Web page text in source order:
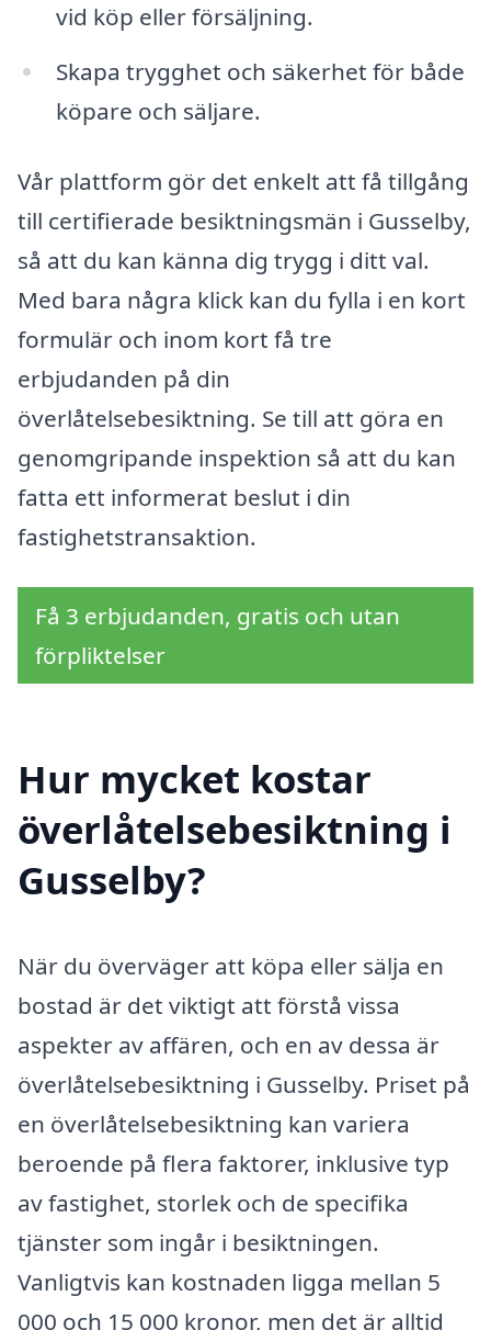
vid köp eller försäljning.
Skapa trygghet och säkerhet för både
köpare och säljare.
Vår plattform gör det enkelt att få tillgång
till certifierade besiktningsmän i Gusselby,
så att du kan känna dig trygg i ditt val.
Med bara några klick kan du fylla i en kort
formulär och inom kort få tre
erbjudanden på din
överlåtelsebesiktning. Se till att göra en
genomgripande inspektion så att du kan
fatta ett informerat beslut i din
fastighetstransaktion.
Få 3 erbjudanden, gratis och utan
förpliktelser
Hur mycket kostar
överlåtelsebesiktning i
Gusselby?
När du överväger att köpa eller sälja en
bostad är det viktigt att förstå vissa
aspekter av affären, och en av dessa är
överlåtelsebesiktning i Gusselby. Priset på
en överlåtelsebesiktning kan variera
beroende på flera faktorer, inklusive typ
av fastighet, storlek och de specifika
tjänster som ingår i besiktningen.
Vanligtvis kan kostnaden ligga mellan 5
000 och 15 000 kronor, men det är alltid